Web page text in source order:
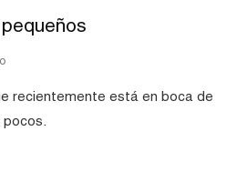
recientemente está en boca de
pocos.